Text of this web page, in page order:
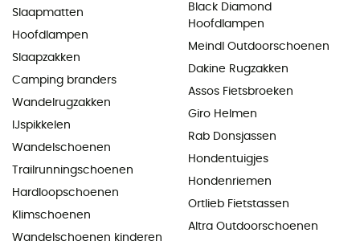
Slaapmatten
Hoofdlampen
Slaapzakken
Camping branders
Wandelrugzakken
IJspikkelen
Wandelschoenen
Trailrunningschoenen
Hardloopschoenen
Klimschoenen
Wandelschoenen kinderen
Black Diamond
Hoofdlampen
Meindl Outdoorschoenen
Dakine Rugzakken
Assos Fietsbroeken
Giro Helmen
Rab Donsjassen
Hondentuigjes
Hondenriemen
Ortlieb Fietstassen
Altra Outdoorschoenen